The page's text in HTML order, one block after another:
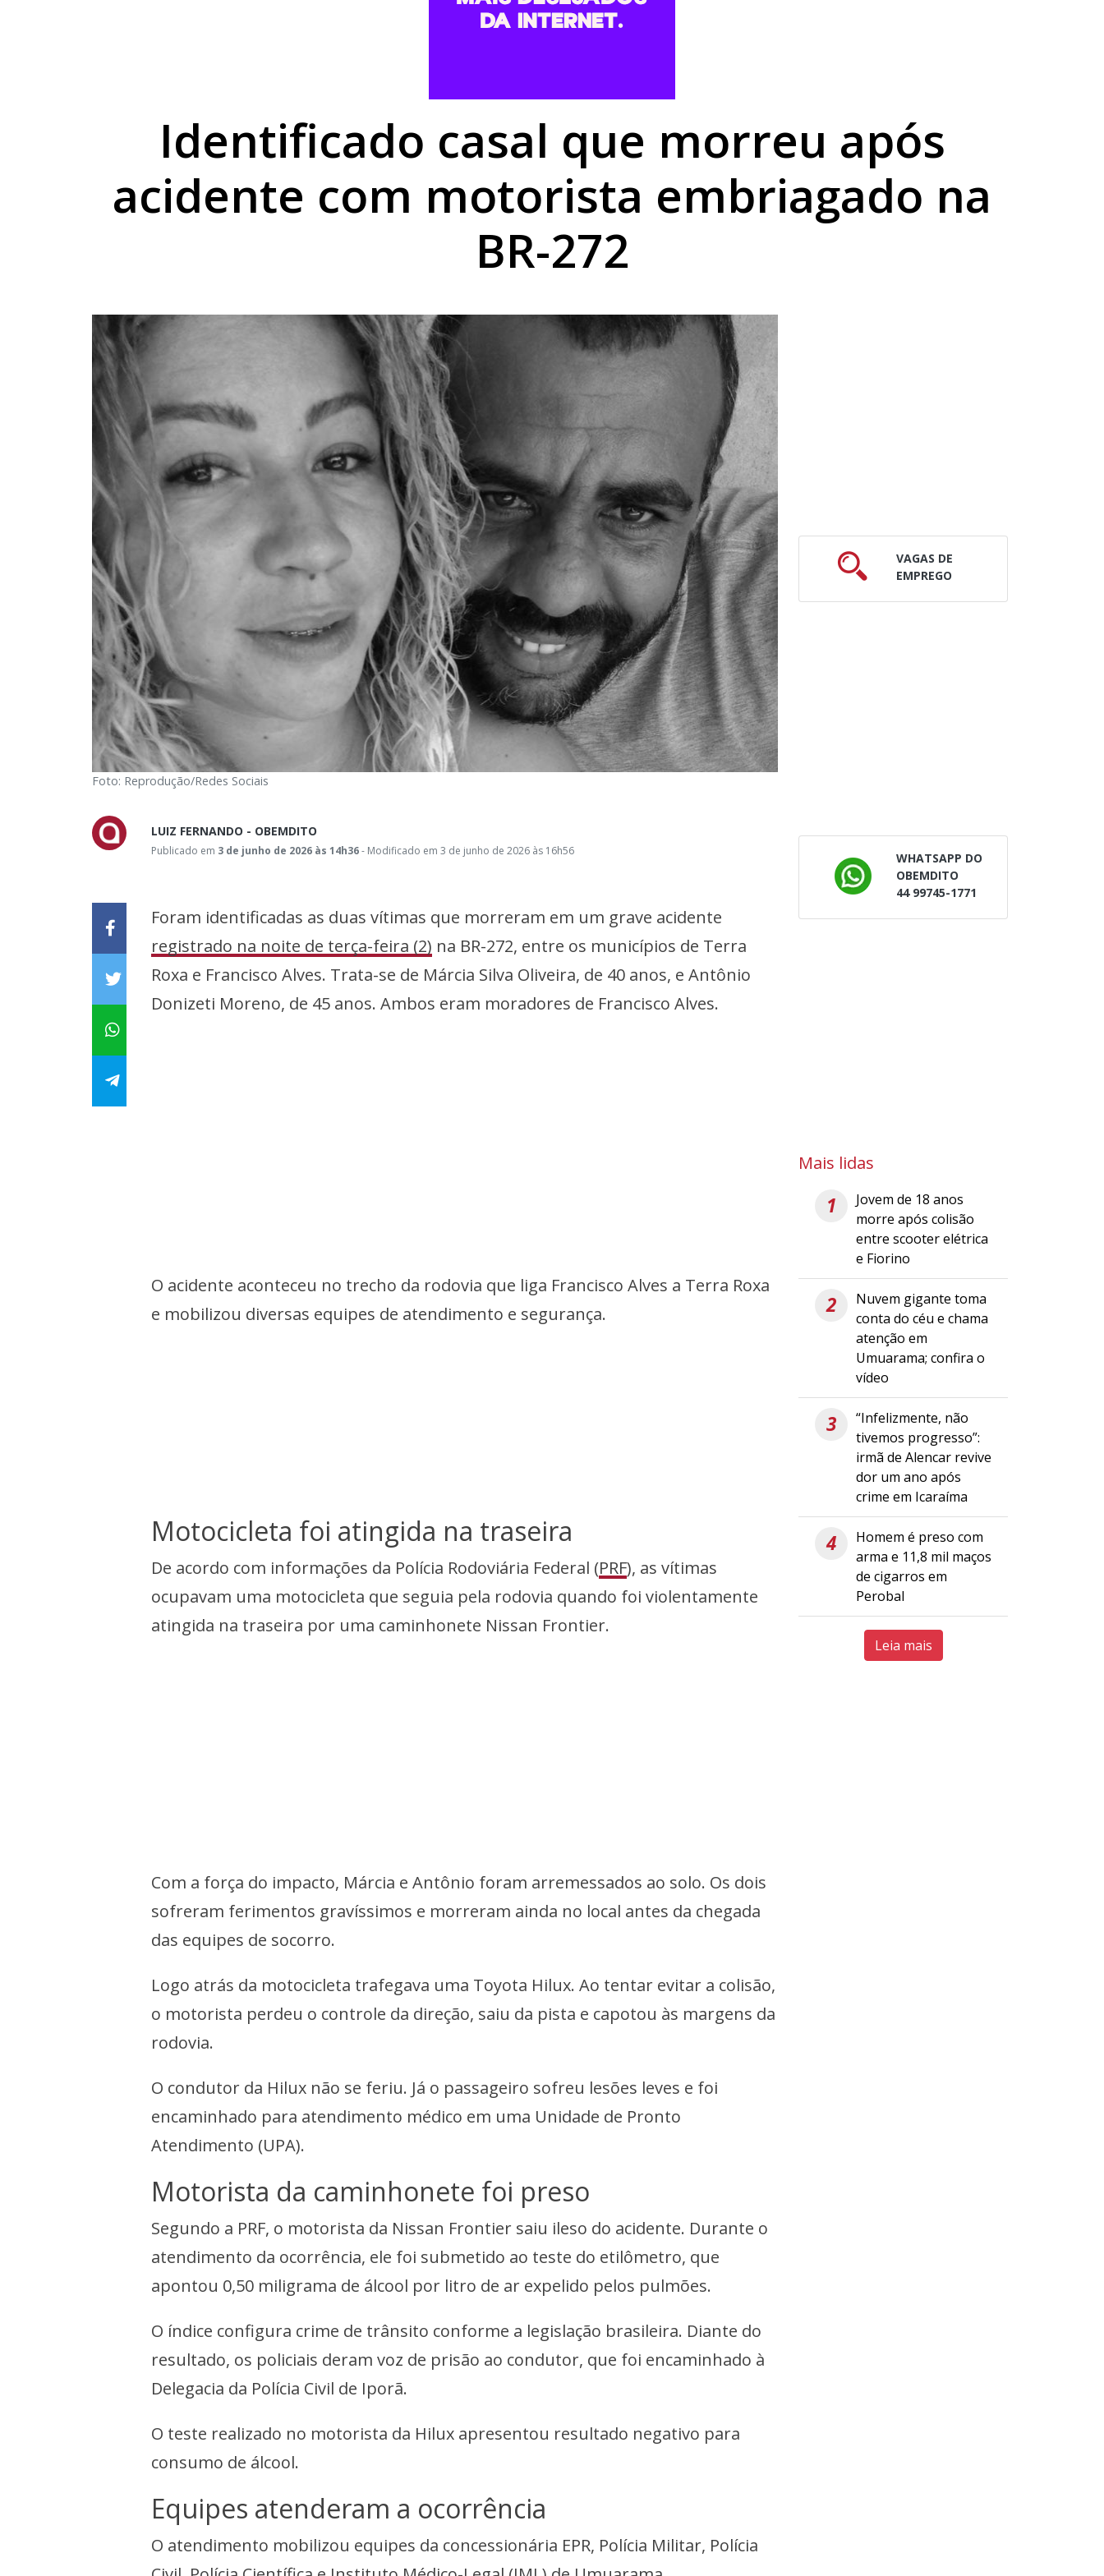
Umuarama lança plataforma digital e elimina processos físicos na Prefeitura
Identificado casal que morreu após
acidente com motorista embriagado na
BR-272
Foto: Reprodução/Redes Sociais
LUIZ FERNANDO - OBEMDITO
Publicado em 3 de junho de 2026 às 14h36- Modificado em 3 de junho de 2026 às 16h56
Foram identificadas as duas vítimas que morreram em um grave acidente
registrado na noite de terça-feira (2) na BR-272, entre os municípios de Terra
Roxa e Francisco Alves. Trata-se de Márcia Silva Oliveira, de 40 anos, e Antônio
Donizeti Moreno, de 45 anos. Ambos eram moradores de Francisco Alves.
O acidente aconteceu no trecho da rodovia que liga Francisco Alves a Terra Roxa
e mobilizou diversas equipes de atendimento e segurança.
Motocicleta foi atingida na traseira
De acordo com informações da Polícia Rodoviária Federal (PRF), as vítimas
ocupavam uma motocicleta que seguia pela rodovia quando foi violentamente
atingida na traseira por uma caminhonete Nissan Frontier.
Com a força do impacto, Márcia e Antônio foram arremessados ao solo. Os dois
sofreram ferimentos gravíssimos e morreram ainda no local antes da chegada
das equipes de socorro.
Logo atrás da motocicleta trafegava uma Toyota Hilux. Ao tentar evitar a colisão,
o motorista perdeu o controle da direção, saiu da pista e capotou às margens da
rodovia.
O condutor da Hilux não se feriu. Já o passageiro sofreu lesões leves e foi
encaminhado para atendimento médico em uma Unidade de Pronto
Atendimento (UPA).
Motorista da caminhonete foi preso
Segundo a PRF, o motorista da Nissan Frontier saiu ileso do acidente. Durante o
atendimento da ocorrência, ele foi submetido ao teste do etilômetro, que
apontou 0,50 miligrama de álcool por litro de ar expelido pelos pulmões.
O índice configura crime de trânsito conforme a legislação brasileira. Diante do
resultado, os policiais deram voz de prisão ao condutor, que foi encaminhado à
Delegacia da Polícia Civil de Iporã.
O teste realizado no motorista da Hilux apresentou resultado negativo para
consumo de álcool.
Equipes atenderam a ocorrência
O atendimento mobilizou equipes da concessionária EPR, Polícia Militar, Polícia
VAGAS DE
EMPREGO
WHATSAPP DO
OBEMDITO
44 99745-1771
Mais lidas
1
Jovem de 18 anos
morre após colisão
entre scooter elétrica
e Fiorino
2
Nuvem gigante toma
conta do céu e chama
atenção em
Umuarama; confira o
vídeo
3
“Infelizmente, não
tivemos progresso”:
irmã de Alencar revive
dor um ano após
crime em Icaraíma
4
Homem é preso com
arma e 11,8 mil maços
de cigarros em
Perobal
Leia mais